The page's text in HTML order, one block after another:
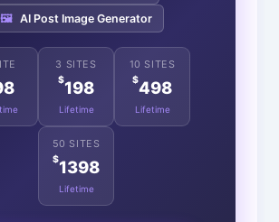
🖼️ AI Post Image Generator
3 SITES
$198
Lifetime
10 SITES
$498
Lifetime
50 SITES
$1398
Lifetime